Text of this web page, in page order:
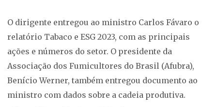
O dirigente entregou ao ministro Carlos Fávaro o
relatório Tabaco e ESG 2023, com as principais
ações e números do setor. O presidente da
Associação dos Fumicultores do Brasil (Afubra),
Benício Werner, também entregou documento ao
ministro com dados sobre a cadeia produtiva.